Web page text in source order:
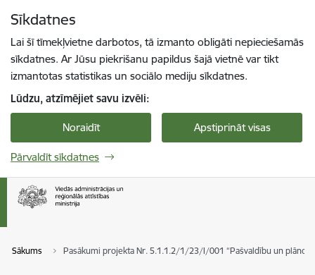
Sīkdatnes
Lai šī tīmekļvietne darbotos, tā izmanto obligāti nepieciešamās
sīkdatnes. Ar Jūsu piekrišanu papildus šajā vietnē var tikt
izmantotas statistikas un sociālo mediju sīkdatnes.
Lūdzu, atzīmējiet savu izvēli:
Noraidīt Apstiprināt visas
Pārvaldīt sīkdatnes
Sākums Pasākumi projekta Nr. 5.1.1.2/1/23/I/001 “Pašvaldību un